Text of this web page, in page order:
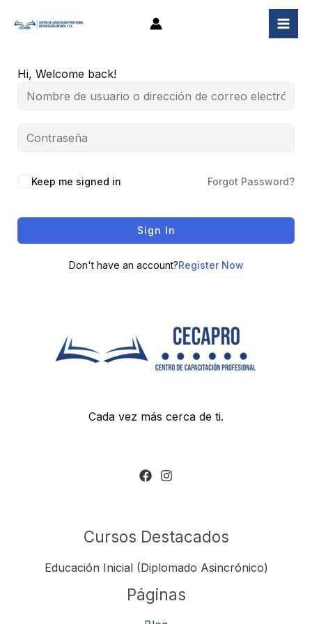
Hi, Welcome back!
Keep me signed in Forgot Password?
Sign In
Don't have an account?Register Now
Cada vez más cerca de ti.
Cursos Destacados
Educación Inicial (Diplomado Asincrónico)
Páginas